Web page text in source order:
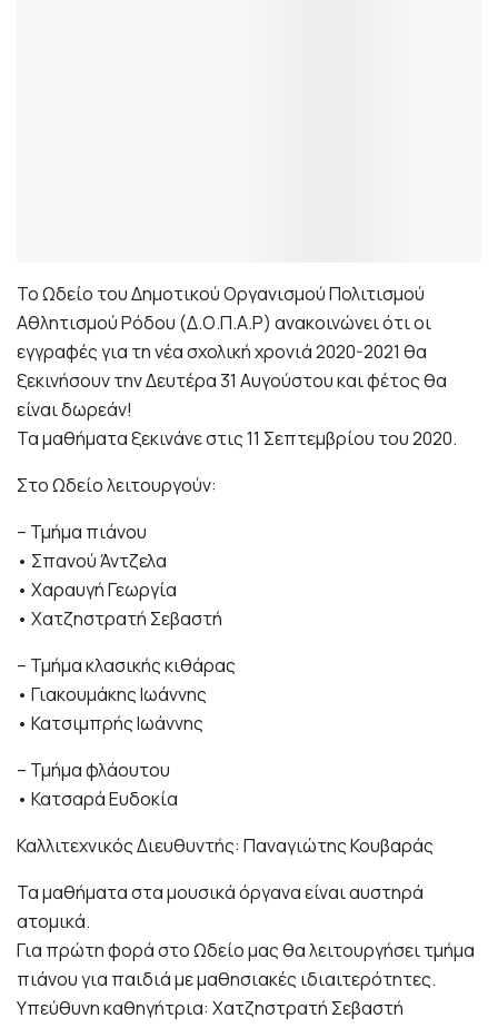
Το Ωδείο του Δημοτικού Οργανισμού Πολιτισμού
Αθλητισμού Ρόδου (Δ.Ο.Π.Α.Ρ) ανακοινώνει ότι οι
εγγραφές για τη νέα σχολική χρονιά 2020-2021 θα
ξεκινήσουν την Δευτέρα 31 Αυγούστου και φέτος θα
είναι δωρεάν!
Τα μαθήματα ξεκινάνε στις 11 Σεπτεμβρίου του 2020.
Στο Ωδείο λειτουργούν:
– Τμήμα πιάνου
• Σπανού Άντζελα
• Χαραυγή Γεωργία
• Χατζηστρατή Σεβαστή
– Τμήμα κλασικής κιθάρας
• Γιακουμάκης Ιωάννης
• Κατσιμπρής Ιωάννης
– Τμήμα φλάουτου
• Κατσαρά Ευδοκία
Καλλιτεχνικός Διευθυντής: Παναγιώτης Κουβαράς
Τα μαθήματα στα μουσικά όργανα είναι αυστηρά
ατομικά.
Για πρώτη φορά στο Ωδείο μας θα λειτουργήσει τμήμα
πιάνου για παιδιά με μαθησιακές ιδιαιτερότητες.
Υπεύθυνη καθηγήτρια: Χατζηστρατή Σεβαστή